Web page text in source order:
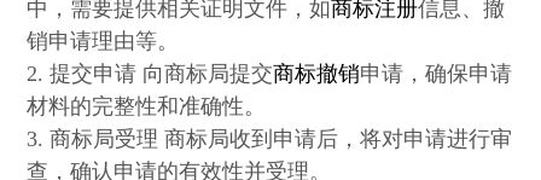
中，需要提供相关证明文件，如商标注册信息、撤
销申请理由等。
2. 提交申请 向商标局提交商标撤销申请，确保申请
材料的完整性和准确性。
3. 商标局受理 商标局收到申请后，将对申请进行审
查，确认申请的有效性并受理。